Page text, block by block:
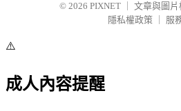
© 2026 PIXNET
文章與圖
隱私權政策
服
⚠️
成人內容提醒